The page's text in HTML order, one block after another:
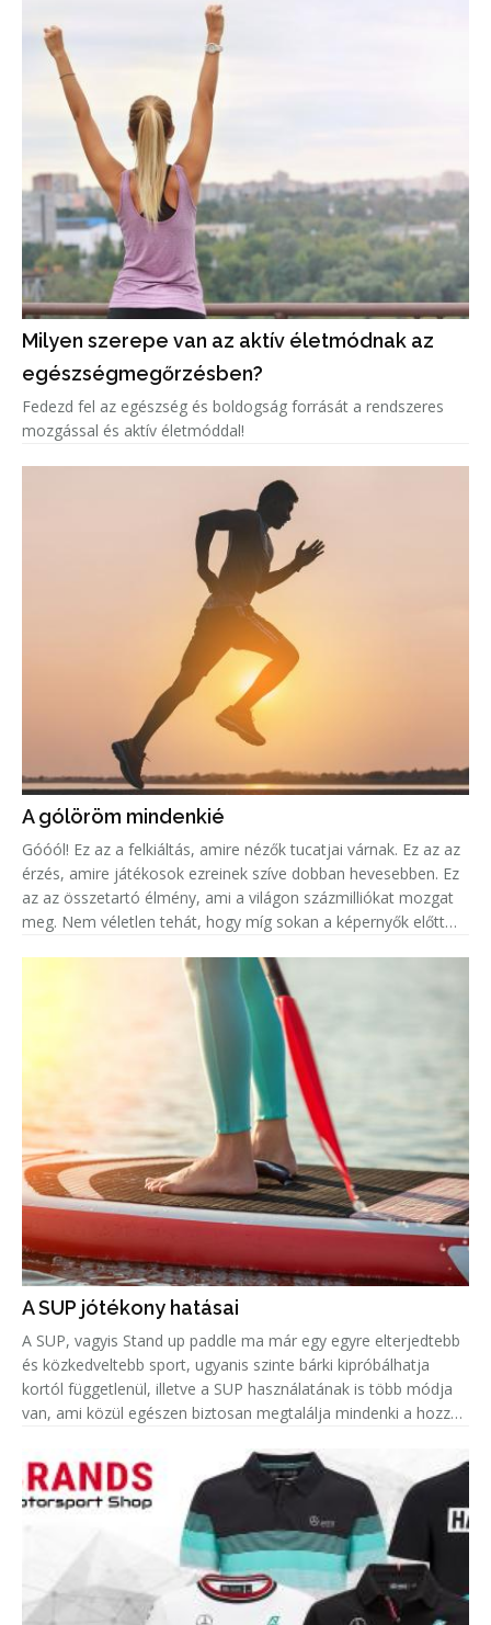
Milyen szerepe van az aktív életmódnak az
egészségmegőrzésben?
Fedezd fel az egészség és boldogság forrását a rendszeres
mozgással és aktív életmóddal!
A gólöröm mindenkié
Góóól! Ez az a felkiáltás, amire nézők tucatjai várnak. Ez az az
érzés, amire játékosok ezreinek szíve dobban hevesebben. Ez
az az összetartó élmény, ami a világon százmilliókat mozgat
meg. Nem véletlen tehát, hogy míg sokan a képernyők előtt
A SUP jótékony hatásai
A SUP, vagyis Stand up paddle ma már egy egyre elterjedtebb
és közkedveltebb sport, ugyanis szinte bárki kipróbálhatja
kortól függetlenül, illetve a SUP használatának is több módja
van, ami közül egészen biztosan megtalálja mindenki a hozzá